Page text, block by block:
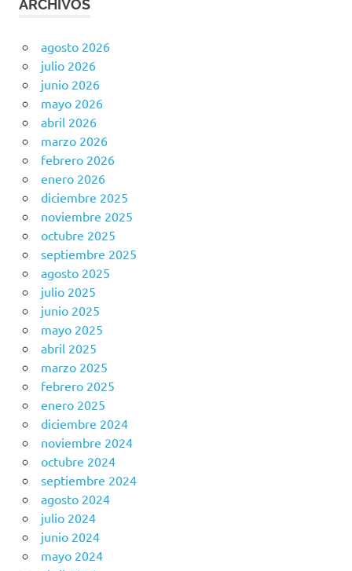
ARCHIVOS
agosto 2026
julio 2026
junio 2026
mayo 2026
abril 2026
marzo 2026
febrero 2026
enero 2026
diciembre 2025
noviembre 2025
octubre 2025
septiembre 2025
agosto 2025
julio 2025
junio 2025
mayo 2025
abril 2025
marzo 2025
febrero 2025
enero 2025
diciembre 2024
noviembre 2024
octubre 2024
septiembre 2024
agosto 2024
julio 2024
junio 2024
mayo 2024